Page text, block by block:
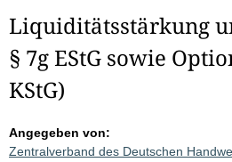
Liquiditätsstärkung
§ 7g EStG sowie
KStG)
Angegeben von:
Zentralverband des Deutschen